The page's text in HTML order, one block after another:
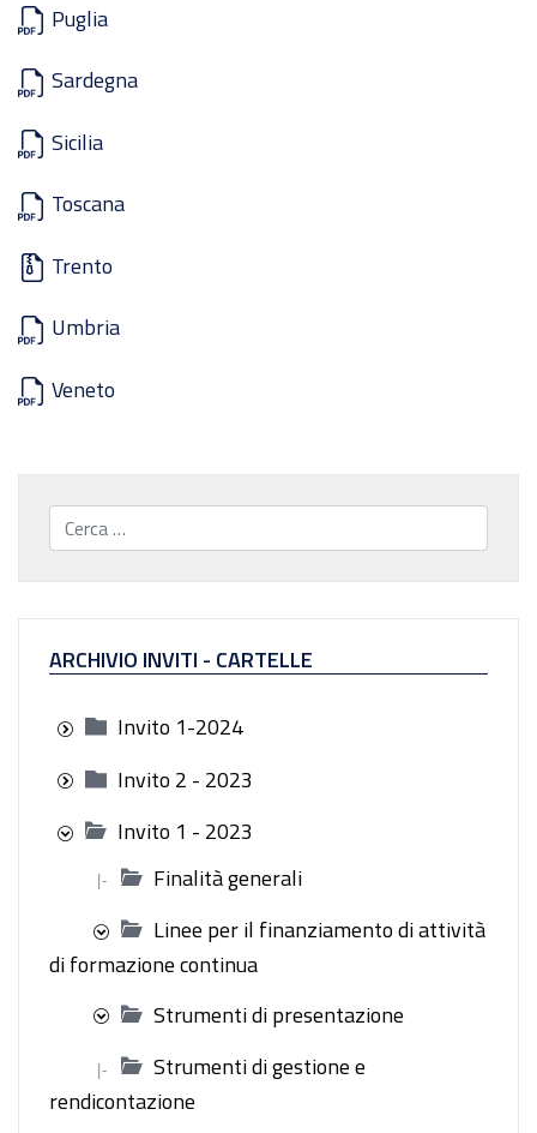
Puglia
Sardegna
Sicilia
Toscana
Trento
Umbria
Veneto
Cerca...
ARCHIVIO INVITI - CARTELLE
Invito 1-2024
Invito 2 - 2023
Invito 1 - 2023
|-
Finalità generali
Linee per il finanziamento di attività
di formazione continua
Strumenti di presentazione
|-
Strumenti di gestione e
rendicontazione